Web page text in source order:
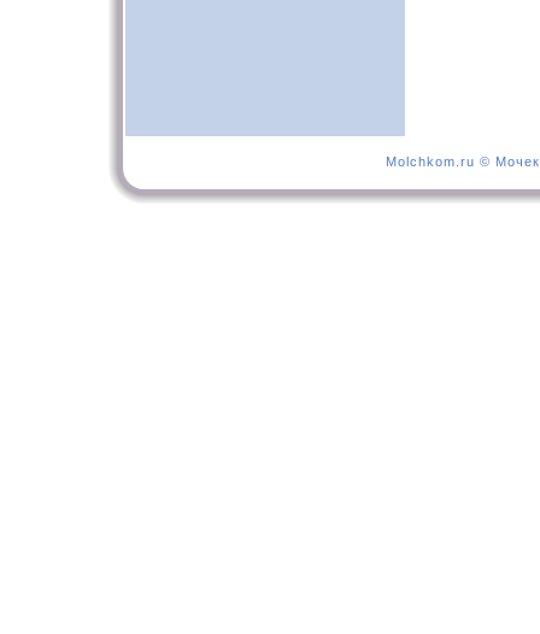
Molchkom.ru ©